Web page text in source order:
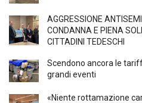
AGGRESSIONE
CONDANNA E PIENA
CITTADINI TEDESCHI
Scendono ancora le
grandi eventi
«Niente rottamazione